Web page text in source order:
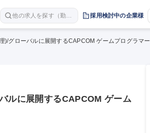
他の求人を探す（勤務
地 職種 年収など）
採用検討中の企業様
)/グローバルに展開するCAPCOM ゲームプログラマー
ルに展開するCAPCOM ゲーム